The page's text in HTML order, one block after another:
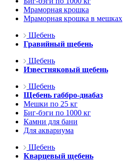
Мраморная крошка
Мраморная крошка в мешках
Щебень
Гравийный щебень
Щебень
Известняковый щебень
Щебень
Щебень габбро-диабаз
Мешки по 25 кг
Биг-бэги по 1000 кг
Камни для бани
Для аквариума
Щебень
Кварцевый щебень